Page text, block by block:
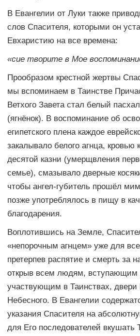
В Евангелии от Луки также
слов Спасителя, которыми он
Евхаристию на все времена:
«сие творите в Мое
Прообразом крестной жертвы
мы вспоминаем в Таинстве
Ветхого Завета стал белый
(ягнёнок). В воспоминание об
египетского плена каждое
закалывало белого агнца, кровью
десятой казни (умерщвления
семье), смазывало дверные
чтобы ангел-губитель прошёл
позже употреблялось в пищу в
благодарения.
Воплотившись на Земле,
«непорочным агнцем» уже для
претерпев распятие и смерть за
открыв всем людям, вступающим
участвующим в Таинствах, двери
Небесного. В Евангелии
указания Спасителя на
для Его последователей вкушать